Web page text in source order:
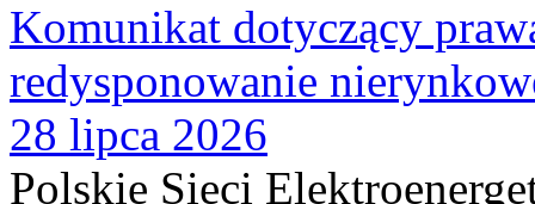
Komunikat dotyczący
redysponowanie
28 lipca 2026
Polskie Sieci